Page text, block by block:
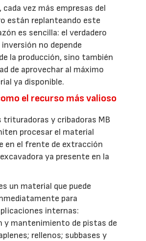
cada vez más empresas del
están replanteando este
es sencilla: el verdadero
no depende
la producción, sino también
de aprovechar al máximo
ya disponible.
el recurso más valioso
trituradoras y cribadoras MB
procesar el material
en el frente de extracción
ya presente en la
un material que puede
para
internas:
y mantenimiento de pistas de
rellenos; subbases y